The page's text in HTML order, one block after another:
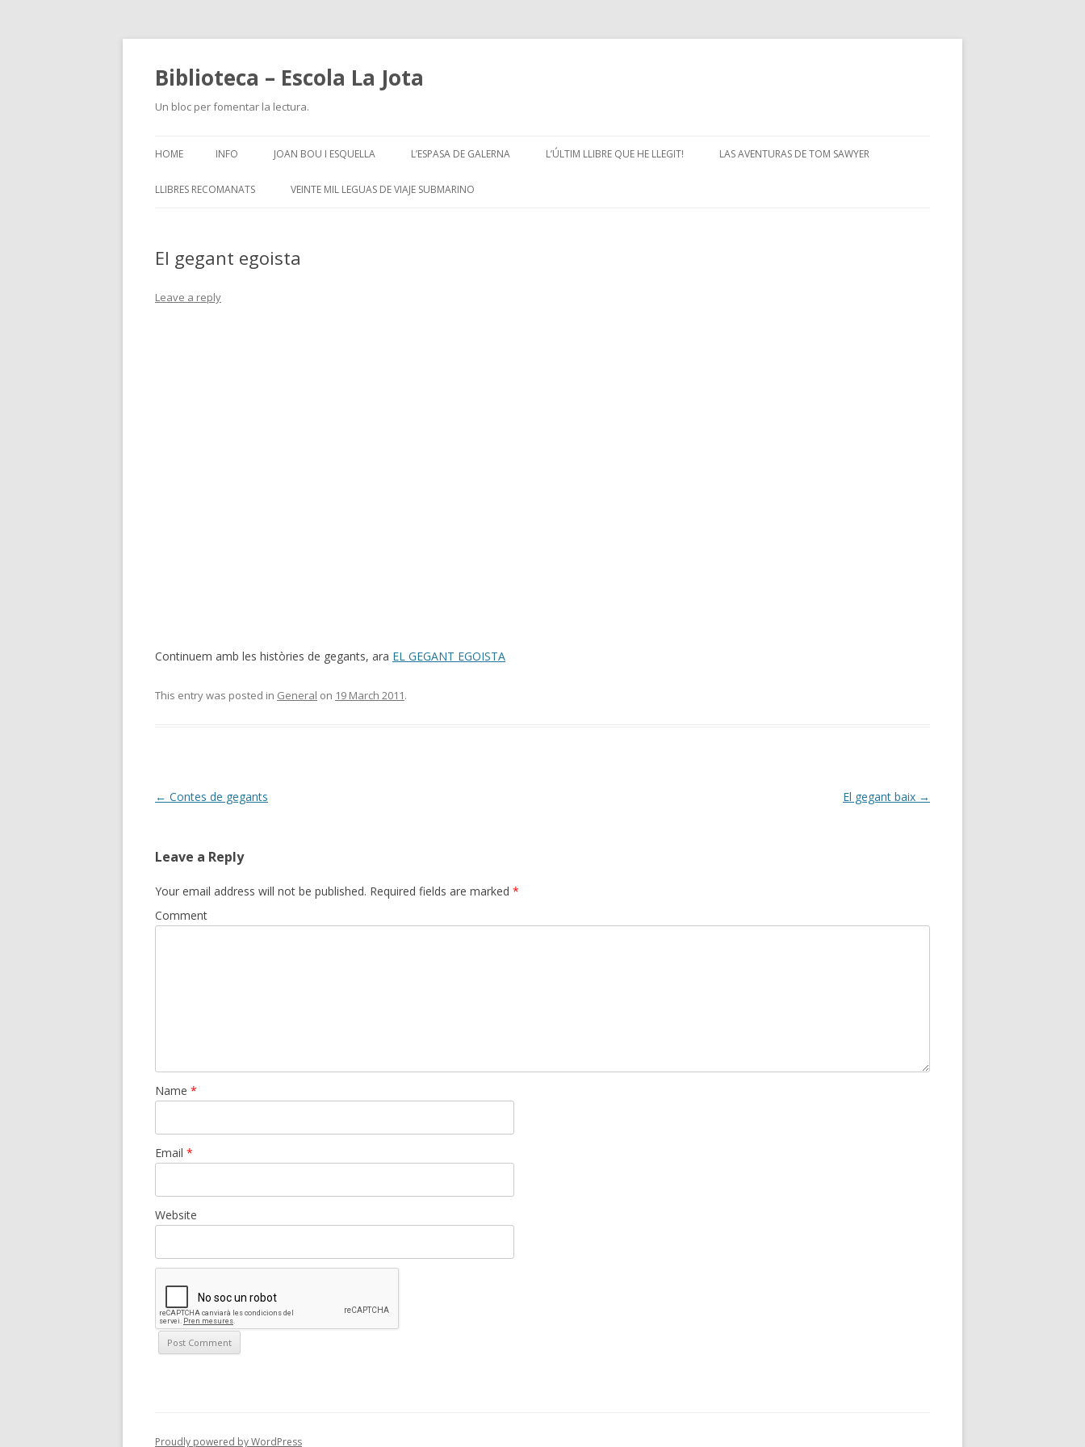
Biblioteca – Escola La Jota
Un bloc per fomentar la lectura.
to
HOME INFO JOAN BOU I ESQUELLA L’ESPASA DE GALERNA L’ÚLTIM LLIBRE QUE HE LLEGIT! LAS AVENTURAS DE TOM SAWYER
LLIBRES RECOMANATS VEINTE MIL LEGUAS DE VIAJE SUBMARINO
El gegant egoista
Leave a reply
Continuem amb les històries de gegants, ara EL GEGANT EGOISTA
This entry was posted in General on 19 March 2011.
Post
← Contes de gegants El gegant baix →
Leave a Reply
Your email address will not be published. Required fields are marked *
Comment
Name *
Email *
Website
Proudly powered by WordPress